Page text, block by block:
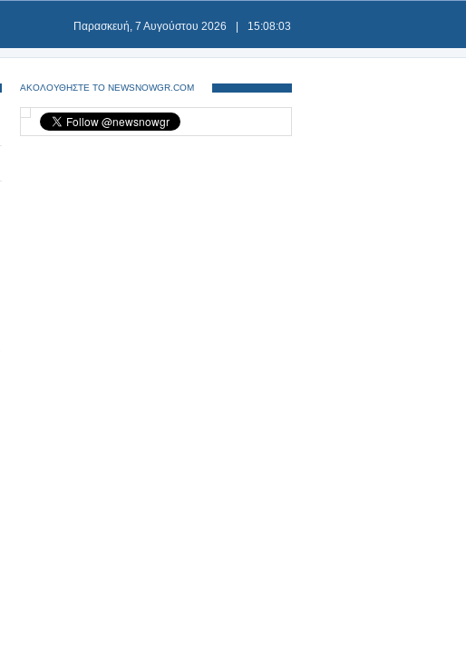
Παρασκευή, 7 Αυγούστου 2026 15:08:03
ΑΚΟΛΟΥΘΗΣΤΕ ΤΟ NEWSNOWGR.COM